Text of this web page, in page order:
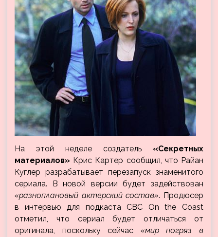
На этой неделе создатель «Секретных
материалов» Крис Картер сообщил, что Райан
Куглер разрабатывает перезапуск знаменитого
сериала. В новой версии будет задействован
«разноплановый актерский состав». Продюсер
в интервью для подкаста CBC On the Coast
отметил, что сериалбудет отличаться от
оригинала, поскольку сейчас «мир погряз в